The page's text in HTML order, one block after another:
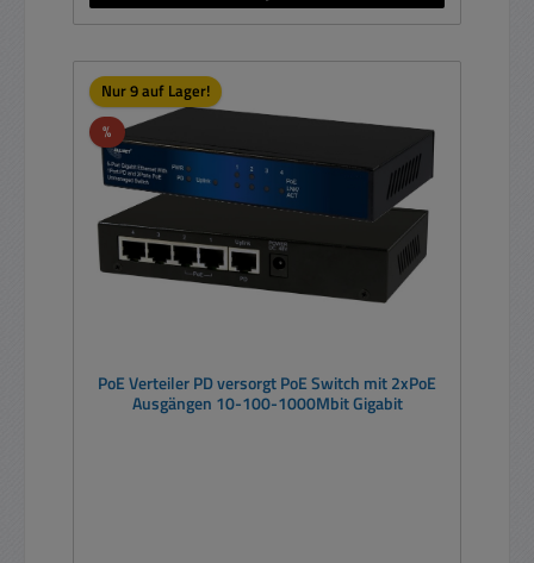
Nur 9 auf Lager!
%Rabatt
PoE Verteiler PD versorgt PoE Switch mit 2xPoE
Ausgängen 10-100-1000Mbit Gigabit